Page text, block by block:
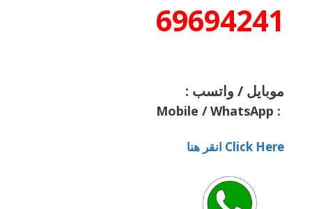
69694241
موبايل / واتسب :
:
Mobile / WhatsApp
Click Here انقر هنا